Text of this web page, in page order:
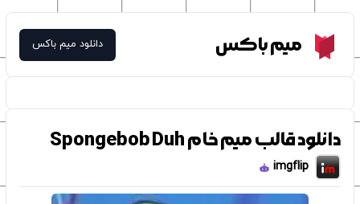
Meme Boxمیم باکس دانلود میم باکس
دانلود قالب میم خام Spongebob Duh
imgflip